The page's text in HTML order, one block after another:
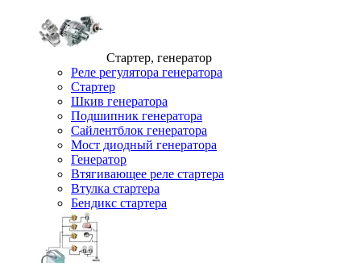
Стартер, генератор
Реле регулятора генератора
Стартер
Шкив генератора
Подшипник генератора
Сайлентблок генератора
Мост диодный генератора
Генератор
Втягивающее реле стартера
Втулка стартера
Бендикс стартера